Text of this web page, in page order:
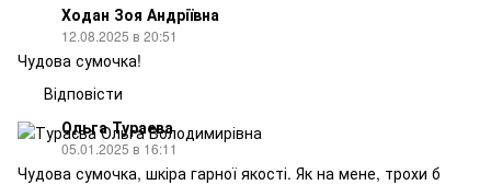
Ходан Зоя Андріївна
12.08.2025 в 20:51
Чудова сумочка!
Відповісти
Ольга Тураева
05.01.2025 в 16:11
Чудова сумочка, шкіра гарної якості. Як на мене, трохи б